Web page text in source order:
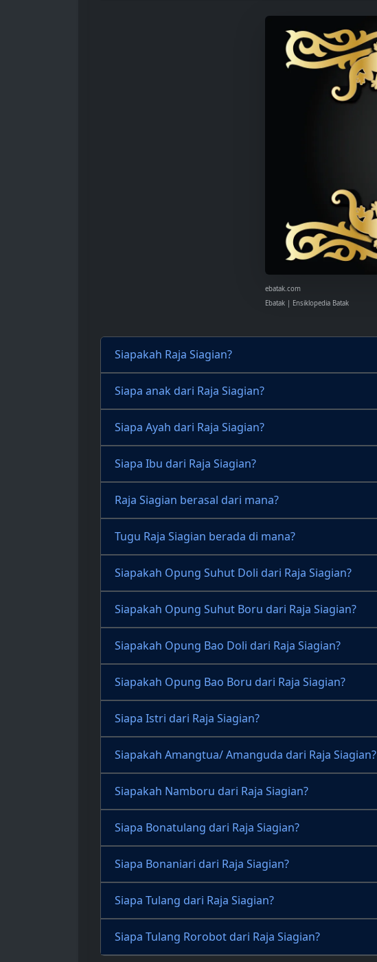
ebatak.com
Ebatak | Ensiklopedia Batak
Siapakah Raja Siagian?
Siapa anak dari Raja Siagian?
Siapa Ayah dari Raja Siagian?
Siapa Ibu dari Raja Siagian?
Raja Siagian berasal dari mana?
Tugu Raja Siagian berada di mana?
Siapakah Opung Suhut Doli dari Raja Siagian?
Siapakah Opung Suhut Boru dari Raja Siagian?
Siapakah Opung Bao Doli dari Raja Siagian?
Siapakah Opung Bao Boru dari Raja Siagian?
Siapa Istri dari Raja Siagian?
Siapakah Amangtua/ Amanguda dari Raja Siagian?
Siapakah Namboru dari Raja Siagian?
Siapa Bonatulang dari Raja Siagian?
Siapa Bonaniari dari Raja Siagian?
Siapa Tulang dari Raja Siagian?
Siapa Tulang Rorobot dari Raja Siagian?